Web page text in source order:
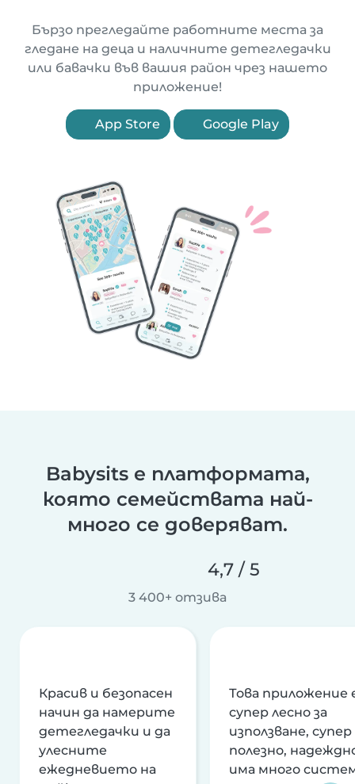
Бързо прегледайте работните места за
гледане на деца и наличните детегледачки
или бавачки във вашия район чрез нашето
приложение!
App Store Google Play
Babysits е платформата,
която семействата най-
много се доверяват.
4,7 / 5
3 400+ отзива
Красив и безопасен
начин да намерите
детегледачки и да
улесните
ежедневието на
Това приложение
супер лесно за
използване, супер
полезно,
има много